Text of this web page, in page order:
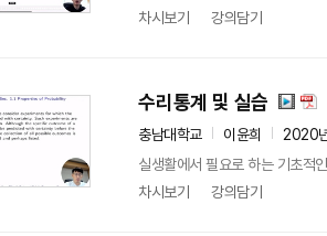
차시보기
강의담기
수리통계 및 실습
충남대학교 이윤희
2020
실생활에서 필요로 하는 기초적
차시보기
강의담기